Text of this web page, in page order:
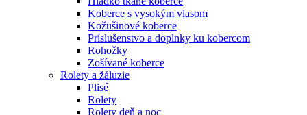
Koberce s vysokým vlasom
Kožušinové koberce
Príslušenstvo a doplnky ku kobercom
Rohožky
Zošívané koberce
Rolety a žáluzie
Plisé
Rolety
Rolety deň a noc